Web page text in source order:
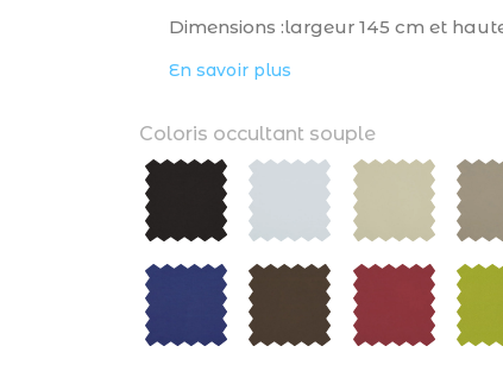
Dimensions :largeur 145 cm et
En savoir plus
Coloris occultant souple